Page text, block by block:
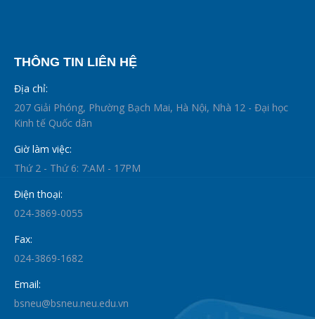
THÔNG TIN LIÊN HỆ
Địa chỉ:
207 Giải Phóng, Phường Bạch Mai, Hà Nội, Nhà 12 - Đại học
Kinh tế Quốc dân
Giờ làm việc:
Thứ 2 - Thứ 6: 7:AM - 17PM
Điện thoại:
024-3869-0055
Fax:
024-3869-1682
Email:
bsneu@bsneu.neu.edu.vn